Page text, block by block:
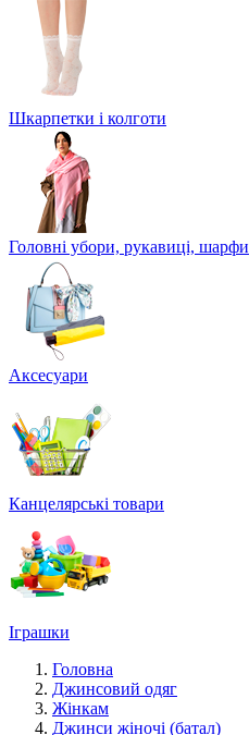
Шкарпетки і колготи
Головні убори, рукавиці, шарфи
Аксесуари
Канцелярські товари
Іграшки
Головна
Джинсовий одяг
Жінкам
Джинси жіночі (батал)